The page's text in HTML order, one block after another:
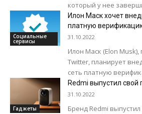
который у нее
всем ключевым
зафиксирована
Уменьшение...
Социальные
сервисы
Илон Маск хочет
платную
31.10.2022
Илон Маск (Elon
Twitter, планирует
сеть платную
Verge. Для этого
Blue. Стоимость
Гаджеты
Redmi выпустил свой
31.10.2022
Бренд Redmi